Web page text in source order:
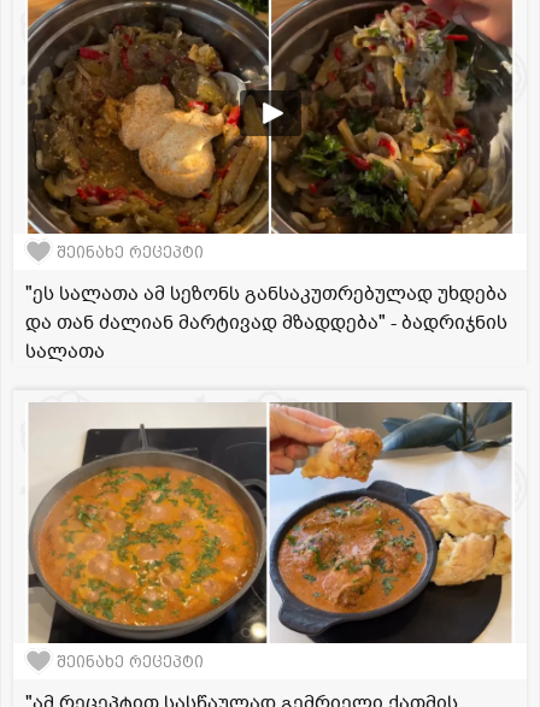
შეინახე რეცეპტი
"ეს სალათა ამ სეზონს განსაკუთრებულად უხდება
და თან ძალიან მარტივად მზადდება" - ბადრიჯნის
სალათა
შეინახე რეცეპტი